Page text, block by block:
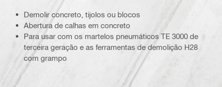
Demolir concreto, tijolos ou blocos
Abertura de calhas em concreto
Para usar com os martelos pneumáticos TE 3000 de
terceira geração e as ferramentas de demolição H28
com grampo